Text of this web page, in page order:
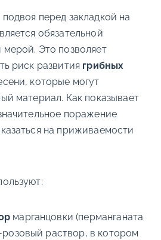
перед закладкой на
обязательной
Это позволяет
риск развития грибных
которые могут
материал. Как показывает
поражение
на приживаемости
марганцовки (перманганата
розовый раствор, в котором